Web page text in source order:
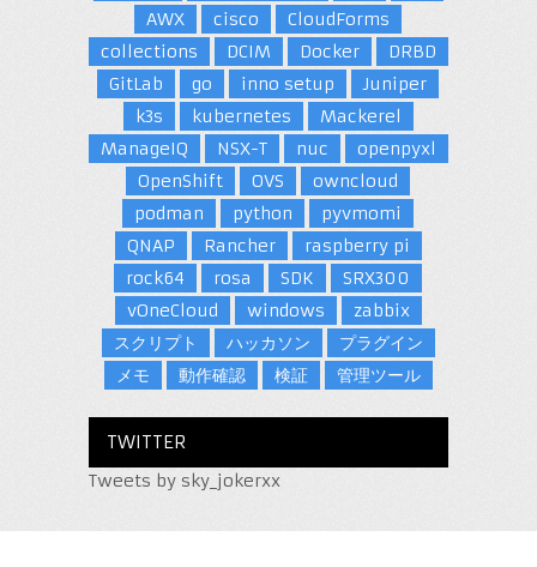
AWX
cisco
CloudForms
collections
DCIM Docker
DRBD
GitLab
go inno setup
Juniper
k3s
kubernetes
Mackerel
ManageIQ
NSX-T nuc
openpyxl
OpenShift
OVS
owncloud
podman
python
pyvmomi
QNAP
Rancher
raspberry pi
rock64
rosa SDK
SRX300
vOneCloud
windows
zabbix
スクリプト
ハッカソン
プラグイン
メモ
動作確認 検証 管理ツール
TWITTER
Tweets by sky_jokerxx